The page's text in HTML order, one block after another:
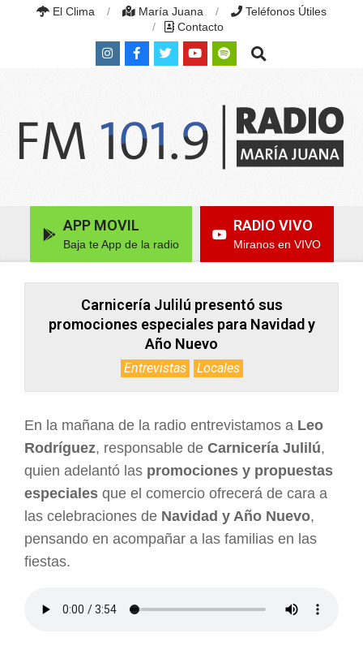
El Clima María Juana
Teléfonos Útiles
Contacto
Search
JUANA
FM
MARÍA
JUANA,
Navigation APP MOVIL
Baja te App de la radio
RADIO VIVO
Miranos en VIVO
Carnicería Julilú presentó sus
promociones especiales para Navidad y
Año Nuevo
Entrevistas Locales
En la mañana de la radio entrevistamos a Leo
Rodríguez, responsable de Carnicería Julilú,
quien adelantó las promociones y propuestas
especiales que el comercio ofrecerá de cara a
las celebraciones de Navidad y Año Nuevo,
pensando en acompañar a las familias en las
fiestas.